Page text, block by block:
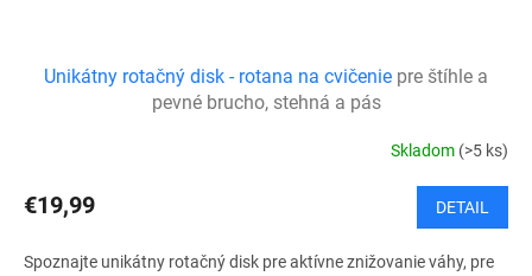
Unikátny rotačný disk - rotana na cvičenie pre štíhle a
pevné brucho, stehná a pás
Skladom (>5 ks)
€19,99 DETAIL
Spoznajte unikátny rotačný disk pre aktívne znižovanie váhy, pre